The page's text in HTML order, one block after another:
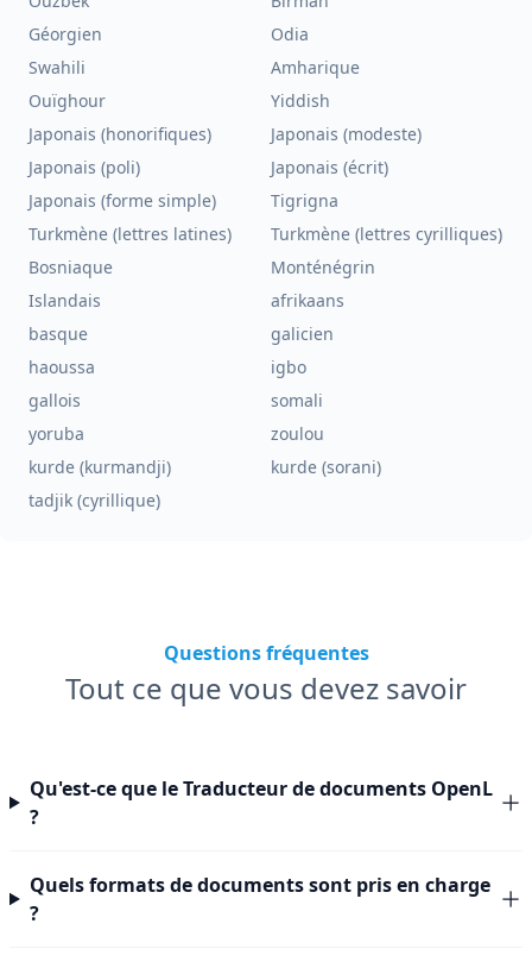
Géorgien
Odia
Swahili
Amharique
Ouïghour
Yiddish
Japonais (honorifiques)
Japonais (modeste)
Japonais (poli)
Japonais (écrit)
Japonais (forme simple)
Tigrigna
Turkmène (lettres latines)
Turkmène (lettres cyrilliques)
Bosniaque
Monténégrin
Islandais
afrikaans
basque
galicien
haoussa
igbo
gallois
somali
yoruba
zoulou
kurde (kurmandji)
kurde (sorani)
tadjik (cyrillique)
Questions fréquentes
Tout ce que vous devez savoir
Qu'est-ce que le Traducteur de documents OpenL
?
Quels formats de documents sont pris en charge
?